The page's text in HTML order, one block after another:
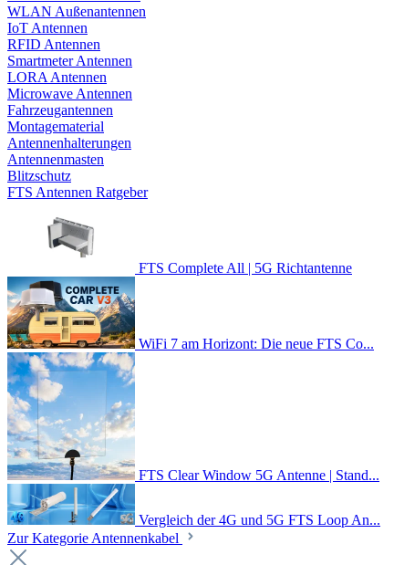
WLAN Außenantennen
IoT Antennen
RFID Antennen
Smartmeter Antennen
LORA Antennen
Microwave Antennen
Fahrzeugantennen
Montagematerial
Antennenhalterungen
Antennenmasten
Blitzschutz
FTS Antennen Ratgeber
FTS Complete All | 5G Richtantenne
WiFi 7 am Horizont: Die neue FTS Co...
FTS Clear Window 5G Antenne | Stand...
Vergleich der 4G und 5G FTS Loop An...
Zur Kategorie Antennenkabel